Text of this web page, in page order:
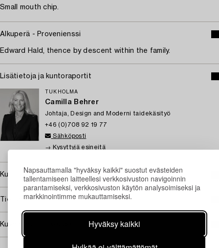
Napsauttamalla "hyväksy kaikki" suostut evästeiden
tallentamiseen laitteellesi verkkosivuston navigoinnin
parantamiseksi, verkkosivuston käytön analysoimiseksi ja
markkinointimme mukauttamiseksi.
Hyväksy kaikki
Small mouth chip.
Alkuperä - Provenienssi
Edward Hald, thence by descent within the family.
Lisätietoja ja kuntoraportit
TUKHOLMA
Camilla Behrer
Johtaja, Design and Moderni taidekäsityö
+46 (0)708 92 19 77
Sähköposti
→ Kysyttyjä esineitä
Kuuluu jälleenmyyntikorvauksen piiriin
Tietoa ostamisesta
Kuvan käyttöoikeudet